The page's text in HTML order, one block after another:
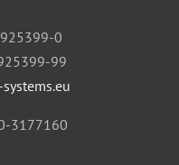
0
99
3177160